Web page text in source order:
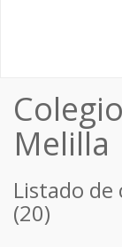
Melilla
Listado de
(20)